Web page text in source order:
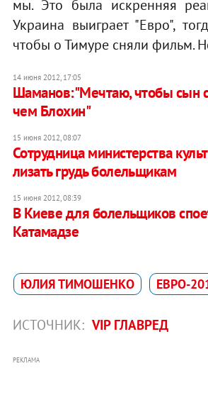
мы. Это была искренняя
Украина выиграет "Евро",
чтобы о Тимуре сняли фильм.
14 июня 2012, 17:05
Шаманов:"Мечтаю, чтобы сын
чем Блохин"
15 июня 2012, 08:07
Сотрудница министерства
лизать грудь болельщикам
15 июня 2012, 08:39
В Киеве для болельщиков
Катамадзе
ЮЛИЯ ТИМОШЕНКО ЕВРО-
ИСТОЧНИК: VIP ГЛАВРЕД
РЕКЛАМА